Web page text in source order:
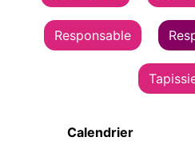
Responsable
Calendrier